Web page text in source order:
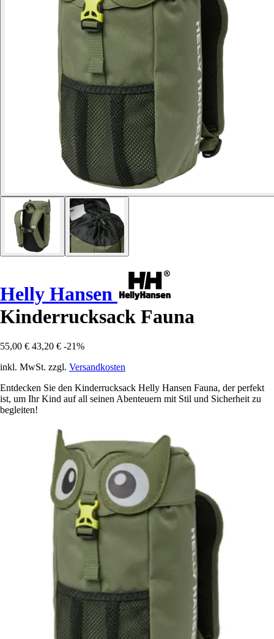
Helly Hansen
Kinderrucksack Fauna
55,00 € 43,20 € -21%
inkl. MwSt. zzgl. Versandkosten
Entdecken Sie den Kinderrucksack Helly Hansen Fauna, der perfekt
ist, um Ihr Kind auf all seinen Abenteuern mit Stil und Sicherheit zu
begleiten!